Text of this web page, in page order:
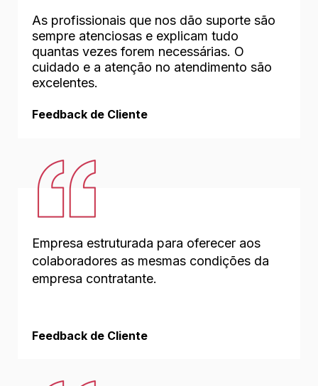
As profissionais que nos dão suporte são
sempre atenciosas e explicam tudo
quantas vezes forem necessárias. O
cuidado e a atenção no atendimento são
excelentes.
Feedback de Cliente
Empresa estruturada para oferecer aos
colaboradores as mesmas condições da
empresa contratante.
Feedback de Cliente